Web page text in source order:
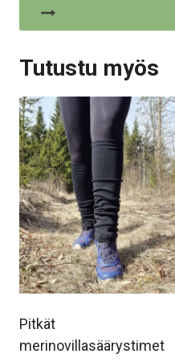
Tutustu myös
Pitkät
merinovillasäärystimet